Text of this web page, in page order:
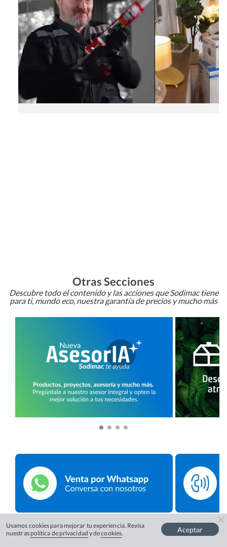
Otras Secciones
Descubre todo el contenido y las acciones que Sodimac tiene
para ti, mundo eco, nuestra garantía de precios y mucho más
Usamos cookies para mejorar tu experiencia. Revisa
nuestras política de privacidad y decookies. Aceptar